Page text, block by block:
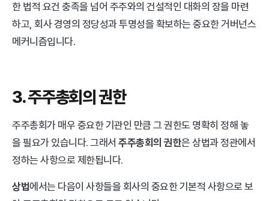
한 법적 요건 충족을 넘어 주주와의 건설적인 대화의 장을 마련
하고, 회사 경영의 정당성과 투명성을 확보하는 중요한 거버넌스
메커니즘입니다.
3. 주주총회의 권한
주주총회가 매우 중요한 기관인 만큼 그 권한도 명확히 정해 놓
을 필요가 있습니다. 그래서 주주총회의 권한은 상법과 정관에서
정하는 사항으로 제한됩니다.
상법에서는 다음이 사항들을 회사의 중요한 기본적 사항으로 보